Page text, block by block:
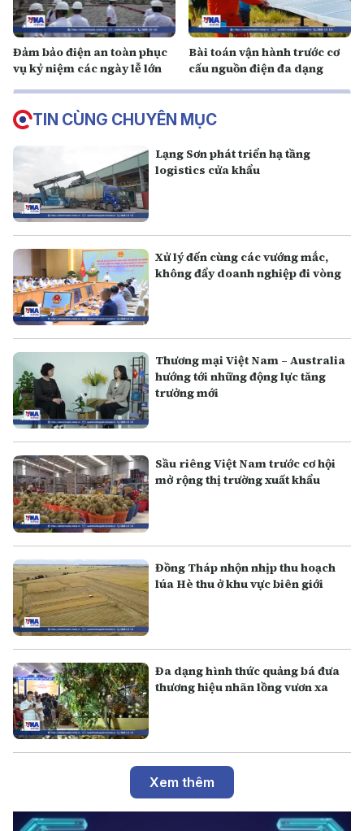
Đảm bảo điện an toàn phục
vụ kỷ niệm các ngày lễ lớn
Bài toán vận hành trước cơ
cấu nguồn điện đa dạng
TIN CÙNG CHUYÊN MỤC
Lạng Sơn phát triển hạ tầng
logistics cửa khẩu
Xử lý đến cùng các vướng mắc,
không đẩy doanh nghiệp đi vòng
Thương mại Việt Nam – Australia
hướng tới những động lực tăng
trưởng mới
Sầu riêng Việt Nam trước cơ hội
mở rộng thị trường xuất khẩu
Đồng Tháp nhộn nhịp thu hoạch
lúa Hè thu ở khu vực biên giới
Đa dạng hình thức quảng bá đưa
thương hiệu nhãn lồng vươn xa
Xem thêm